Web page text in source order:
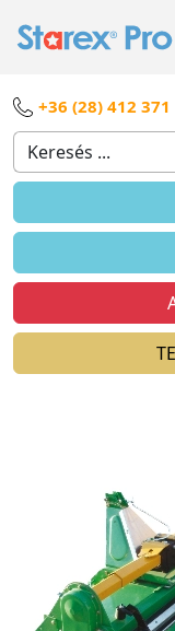
+36 (28) 412 371